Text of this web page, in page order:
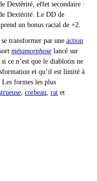
Dextérité, effet secondaire :
Dextérité. Le DD de
un bonus racial de +2.
transformer par une action
métamorphose lancé sur
ce n’est que le diablotin ne
et qu’il est limité à
formes les plus
, corbeau, rat et